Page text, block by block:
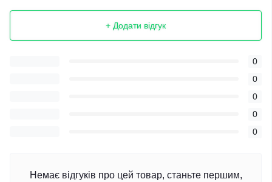
+ Додати відгук
0
0
0
0
0
Немає відгуків про цей товар, станьте першим,